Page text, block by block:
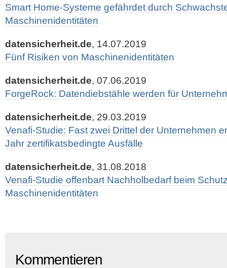
Smart Home-Systeme gefährdet durch
Maschinenidentitäten
datensicherheit.de, 14.07.2019
Fünf Risiken von Maschinenidentitäten
datensicherheit.de, 07.06.2019
ForgeRock: Datendiebstähle werden für
datensicherheit.de, 29.03.2019
Venafi-Studie: Fast zwei Drittel der Unternehmen
Jahr zertifikatsbedingte Ausfälle
datensicherheit.de, 31.08.2018
Venafi-Studie offenbart Nachholbedarf beim
Maschinenidentitäten
Kommentieren